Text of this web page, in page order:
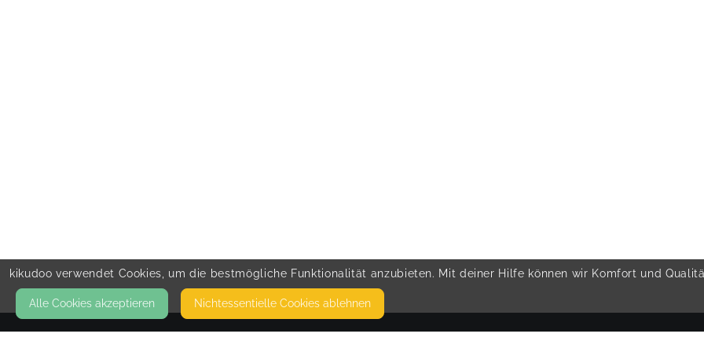
kikudoo verwendet Cookies, um die bestmögliche Funktionalität anzubieten. Mit deiner Hilfe können wir Komfort und
Alle Cookies akzeptieren Nicht­essentielle Cookies ablehnen